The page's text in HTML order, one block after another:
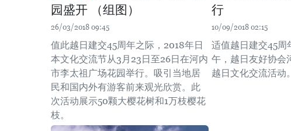
园盛开 （组图）
26/03/2018 09:45
值此越日建交45周年之际，2018年日
本文化交流节从3月23日至26日在河内
市李太祖广场花园举行。吸引当地居
民和国内外有游客前来观光欣赏。此
次活动展示50颗大樱花树和1万枝樱花
枝。
行
10/09/2018 02:15
适值越日建交45周
午，越日友好协会
越日文化交流活动。